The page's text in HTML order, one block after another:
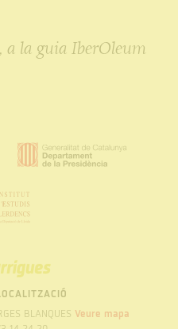
la guia IberOleum
SOM
GARRIGUES
BLANQUES Veure mapa